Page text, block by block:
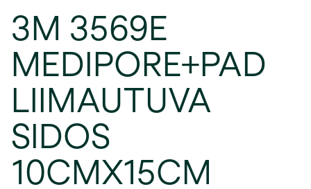
3M 3569E
MEDIPORE+PAD
LIIMAUTUVA
SIDOS
10CMX15CM